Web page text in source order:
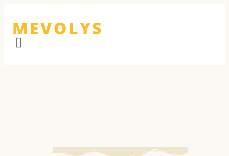
MEVOLYS